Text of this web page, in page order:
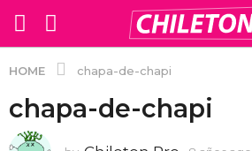
HOME chapa-de-chapi
chapa-de-chapi